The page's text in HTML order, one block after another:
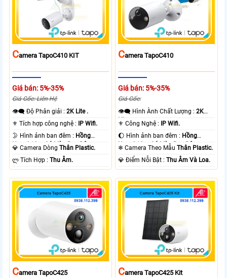
CAmera TapoC410 KIT
Giá bán: 5%-35%
Giá Gốc: Liên Hệ
👁️‍🗨 Độ Phân giải :2K Lite .
⚜️ Tích hợp công nghệ : IP Wifi.
🌛 Hình ảnh ban đêm : Hồng
Ngoại 10m Có Màu Ban Ðêm.
💎 Camera DòngThân Plastic.
️ლ Tích Hợp :Thu Âm.
CAmera TapoC410
Giá bán: 5%-35%
Giá Gốc:
👁️‍🗨 Hình Ành Chất Lượng :2K
Lite .
⚜️ Công Nghệ : IP Wifi.
🌔 Hình ảnh ban đêm : Hồng
Ngoại 10m Có Màu Ban Ðêm.
❄ Camera Theo MẫuThân Plastic.
️💎 Điểm Nỗi Bật :Thu Âm Và Loa.
CAmera TapoC425 CAmera TapoC425 Kit